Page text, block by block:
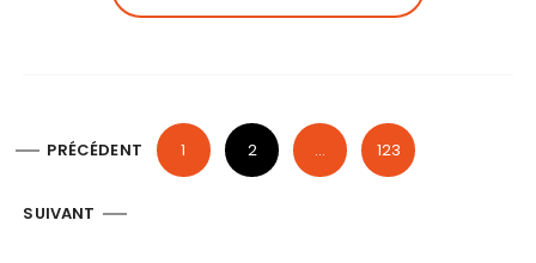
g
PRÉCÉDENT 1 2 … 123
SUIVANT